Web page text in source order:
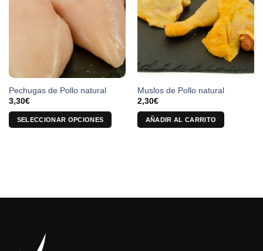
la
página
de
producto
Las
opciones
pueden
en
página
de
producto
Pechugas de Pollo natural
3,30€
SELECCIONAR OPCIONES
Muslos de Pollo natural
2,30€
AÑADIR AL CARRITO